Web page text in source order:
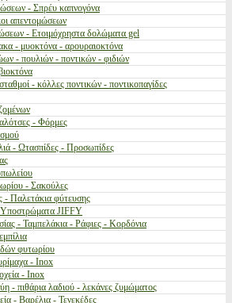
- Σπρέυ καπνογόνα
απεντομώσεων
- Ετοιμόχρηστα δολώματα gel
- μυοκτόνα - αρουραιοκτόνα
- πουλιών - ποντικών - φιδιών
- κόλλες ποντικών - ποντικοπαγίδες
- Φόρμες
- Ωτασπίδες - Προσωπίδες
- Σακούλες
- Παλετάκια φύτευσης
Υποστρώματα JIFFY
- Ταμπελάκια - Ράφιες - Κορδόνια
φυτωρίου
- Inox
- Inox
- πιθάρια λαδιού - λεκάνες ζυμώματος
- Βαρέλια - Τενεκέδες